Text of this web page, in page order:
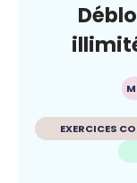
EXERCICES